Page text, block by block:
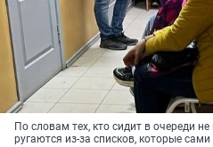
По словам тех, кто сидит в очереди
ругаются из-за списков, которые